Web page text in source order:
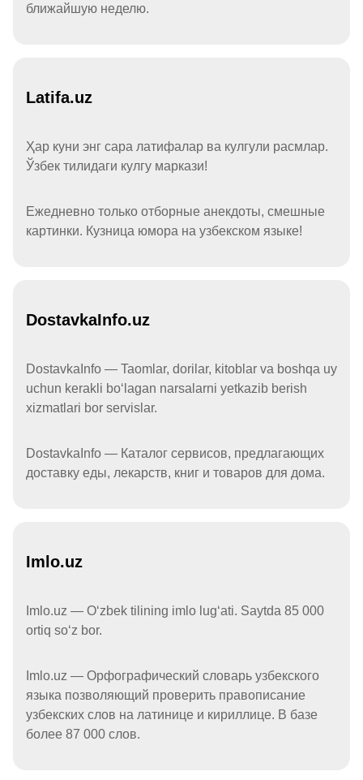
ближайшую неделю.
Latifa.uz
Ҳар куни энг сара латифалар ва кулгули расмлар.
Ўзбек тилидаги кулгу маркази!
Ежедневно только отборные анекдоты, смешные
картинки. Кузница юмора на узбекском языке!
DostavkaInfo.uz
DostavkaInfo — Taomlar, dorilar, kitoblar va boshqa uy
uchun kerakli boʻlagan narsalarni yetkazib berish
xizmatlari bor servislar.
DostavkaInfo — Каталог сервисов, предлагающих
доставку еды, лекарств, книг и товаров для дома.
Imlo.uz
Imlo.uz — Oʻzbek tilining imlo lugʻati. Saytda 85 000
ortiq soʻz bor.
Imlo.uz — Орфографический словарь узбекского
языка позволяющий проверить правописание
узбекских слов на латинице и кириллице. В базе
более 87 000 слов.